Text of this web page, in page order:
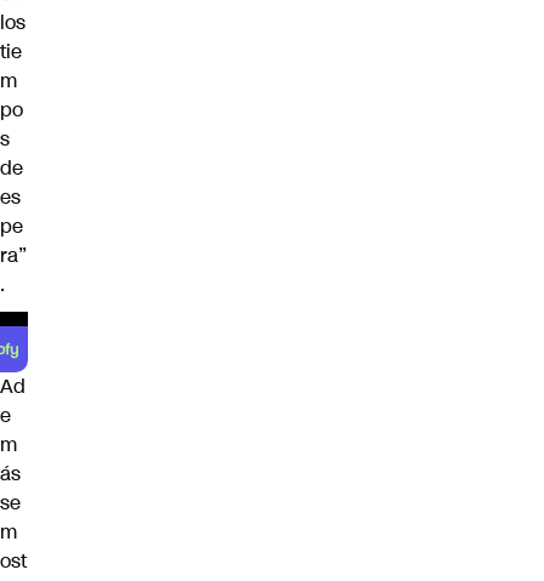
los
tie
m
po
s
de
es
pe
ra”
.
Ad
e
m
ás
se
m
ost